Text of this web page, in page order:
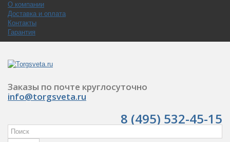
О компании
Доставка и оплата
Контакты
Гарантия
Заказы по почте круглосуточно
info@torgsveta.ru
8 (495) 532-45-15